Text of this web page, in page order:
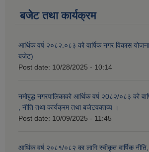
बजेट तथा कार्यक्रम
आर्थिक वर्ष २०८२.०८३ को वार्षिक नगर विकास
बजेट)
Post date: 10/28/2025 - 10:14
नमोबुद्ध नगरपालिकाको आर्थिक वर्ष २0८२/०८३ को
, नीति तथा कार्यक्रम तथा बजेटवक्तव्य ।
Post date: 10/09/2025 - 11:45
आर्थिक वर्ष २०८१/०८२ का लागि स्वीकृत वार्षिक